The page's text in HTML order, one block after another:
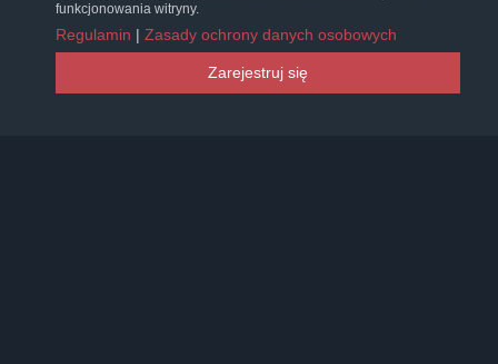
funkcjonowania witryny.
Regulamin | Zasady ochrony danych osobowych
Zarejestruj się